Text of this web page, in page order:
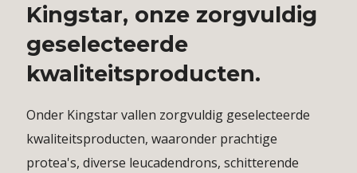
Kingstar, onze zorgvuldig
geselecteerde
kwaliteitsproducten.
Onder Kingstar vallen zorgvuldig geselecteerde
kwaliteitsproducten, waaronder prachtige
protea's, diverse leucadendrons, schitterende